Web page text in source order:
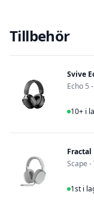
Tillbehör
Svive
Echo 5
I Lager
10+ i
Fractal
Scape
I Lager
1st i